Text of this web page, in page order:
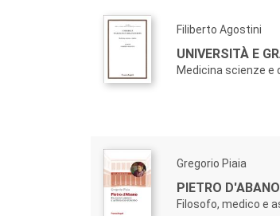
Filiberto Agostini
UNIVERSITÀ E
Medicina scienze e
Gregorio Piaia
PIETRO D'ABANO
Filosofo, medico e